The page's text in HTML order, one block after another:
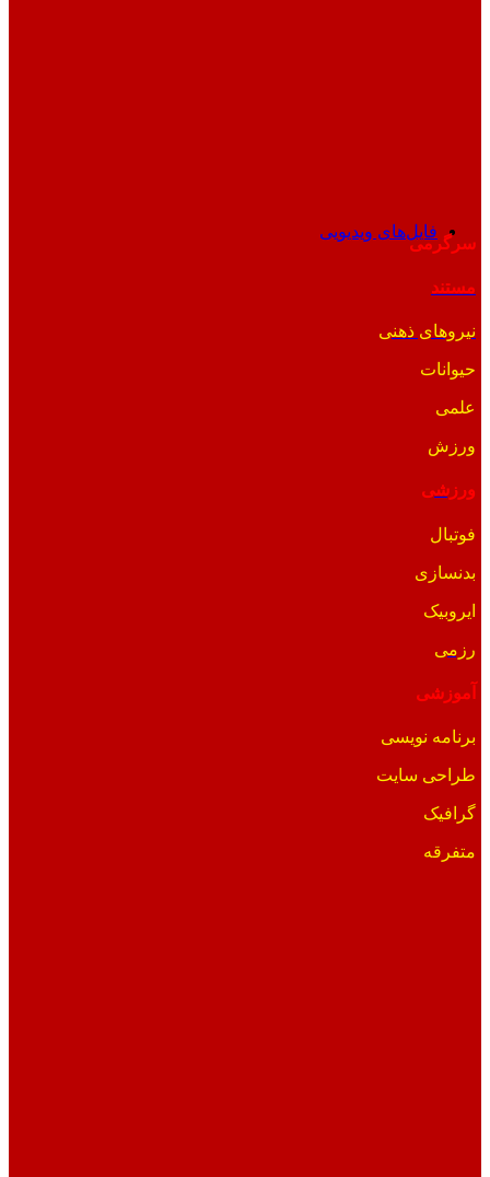
فایل‌های ویدیویی
سرگرمی
مستند
نیروهای ذهنی
حیوانات
علمی
ورزش
ورزشی
فوتبال
بدنسازی
ایروبیک
رزمی
آموزشی
برنامه نویسی
طراحی سایت
گرافیک
متفرقه